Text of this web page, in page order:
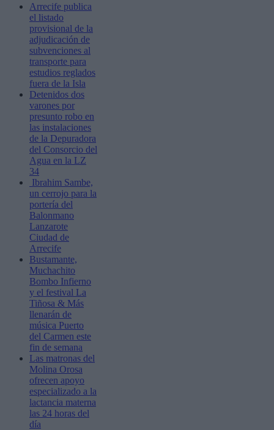
Arrecife publica
el listado
provisional de la
adjudicación de
subvenciones al
transporte para
estudios reglados
fuera de la Isla
Detenidos dos
varones por
presunto robo en
las instalaciones
de la Depuradora
del Consorcio del
Agua en la LZ
34
Ibrahim Sambe,
un cerrojo para la
portería del
Balonmano
Lanzarote
Ciudad de
Arrecife
Bustamante,
Muchachito
Bombo Infierno
y el festival La
Tiñosa & Más
llenarán de
música Puerto
del Carmen este
fin de semana
Las matronas del
Molina Orosa
ofrecen apoyo
especializado a la
lactancia materna
las 24 horas del
día